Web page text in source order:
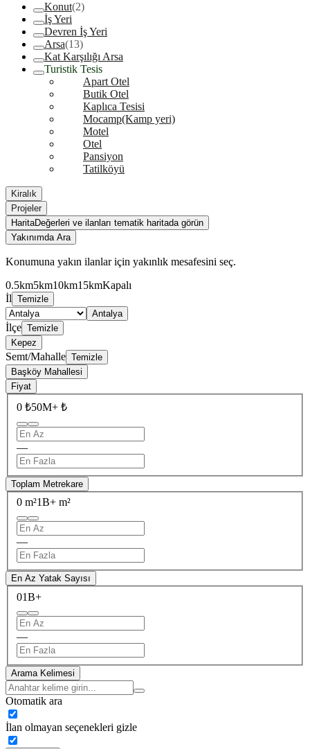
Konut(2)
İş Yeri
Devren İş Yeri
Arsa(13)
Kat Karşılığı Arsa
Turistik Tesis
Apart Otel
Butik Otel
Kaplıca Tesisi
Mocamp(Kamp yeri)
Motel
Otel
Pansiyon
Tatilköyü
Kiralık
Projeler
HaritaDeğerleri ve ilanları tematik haritada görün
Yakınımda Ara
Konumuna yakın ilanlar için yakınlık mesafesini seç.
0.5km5km10km15kmKapalı
İl Temizle
Antalya
İlçe Temizle
Kepez
Semt/Mahalle Temizle
Başköy Mahallesi
Fiyat
0 ₺50M+ ₺
—
Toplam Metrekare
0 m²1B+ m²
—
En Az Yatak Sayısı
01B+
—
Arama Kelimesi
Otomatik ara
İlan olmayan seçenekleri gizle